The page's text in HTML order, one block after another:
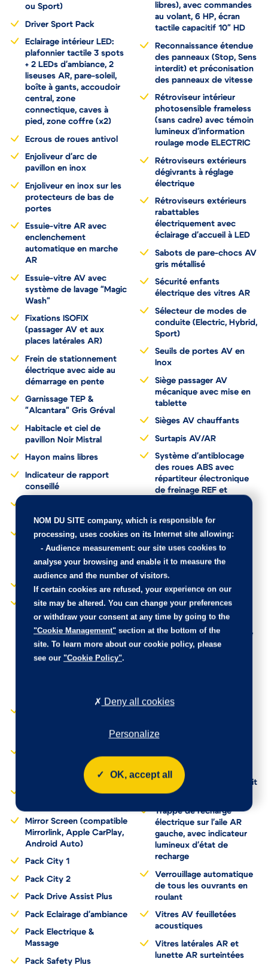
ou Sport)
Driver Sport Pack
Eclairage intérieur LED:
plafonnier tactile 3 spots
+ 2 LEDs d'ambiance, 2
liseuses AR, pare-soleil,
boîte à gants, accoudoir
central, zone
connectique, caves à
pied, zone coffre (x2)
Ecrous de roues antivol
Enjoliveur d'arc de
pavillon en inox
Enjoliveur en inox sur les
protecteurs de bas de
portes
Essuie-vitre AR avec
enclenchement
automatique en marche
AR
Essuie-vitre AV avec
système de lavage "Magic
Wash"
Fixations ISOFIX
(passager AV et aux
places latérales AR)
Frein de stationnement
électrique avec aide au
démarrage en pente
Garnissage TEP &
"Alcantara" Gris Gréval
Habitacle et ciel de
pavillon Noir Mistral
Hayon mains libres
Indicateur de rapport
conseillé
chromés
Jantes alliage 19" 'San
Francisco' bi-ton
mat
Jonc de vitres en inox
Kit de dépannage de
pneumatique :
compresseur 12 volts,
flacon de produit de
colmatage, anneau de
remorquage, deux cales
Miroirs de courtoisie
Mirror Screen (compatible
Mirrorlink, Apple CarPlay,
Android Auto)
Pack City 1
Pack City 2
Pack Drive Assist Plus
Pack Eclairage d'ambiance
Pack Electrique &
Massage
Pack Safety Plus
libres), avec commandes
au volant, 6 HP, écran
tactile capacitif 10" HD
Reconnaissance étendue
des panneaux (Stop, Sens
interdit) et préconisation
des panneaux de vitesse
Rétroviseur intérieur
photosensible frameless
(sans cadre) avec témoin
lumineux d'information
roulage mode ELECTRIC
Rétroviseurs extérieurs
dégivrants à réglage
électrique
Rétroviseurs extérieurs
rabattables
électriquement avec
éclairage d'accueil à LED
Sabots de pare-chocs AV
gris métallisé
Sécurité enfants
électrique des vitres AR
Sélecteur de modes de
conduite (Electric, Hybrid,
Sport)
Seuils de portes AV en
Inox
Siège passager AV
mécanique avec mise en
tablette
Sièges AV chauffants
Surtapis AV/AR
Système d'antiblocage
des roues ABS avec
répartiteur électronique
de freinage REF et
Système HI-FI Premium
FOCAL - La signature
acoustique française 10
haut-parleurs, Woofers /
médiums haute-fidélité :
Technologie Polyglass,
Tweeters TNF :
Technologie de dômes
inversés en aluminium,
Subwoofer : Technologie
triple bobine Power
Classe AB / Classe D
chromés (touches
tactile)
Toit "Black Diamond" (toit
Noir Perla Nera)
Trappe de recharge
électrique sur l'aile AR
gauche, avec indicateur
lumineux d'état de
recharge
Verrouillage automatique
de tous les ouvrants en
roulant
Vitres AV feuilletées
acoustiques
Vitres latérales AR et
lunette AR surteintées
NOM DU SITE company, which is responsible for
processing, uses cookies on its Internet site allowing:
- Audience measurement: our site uses cookies to
analyse your browsing and enable it to measure the
audience and the number of visitors.
If certain cookies are refused, your experience on our
site may be altered. You can change your preferences
or withdraw your consent at any time by going to the
"Cookie Management" section at the bottom of the
site. To learn more about our cookie policy, please
see our "Cookie Policy".
OK, accept all
Personalize
Deny all cookies